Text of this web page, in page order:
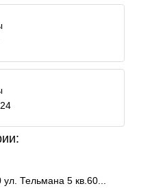
Тельмана 5 кв.60...